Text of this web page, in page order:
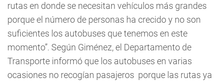
rutas en donde se necesitan vehículos más grandes
porque el número de personas ha crecido y no son
suficientes los autobuses que tenemos en este
momento”. Según Giménez, el Departamento de
Transporte informó que los autobuses en varias
ocasiones no recogían pasajeros porque las rutas ya